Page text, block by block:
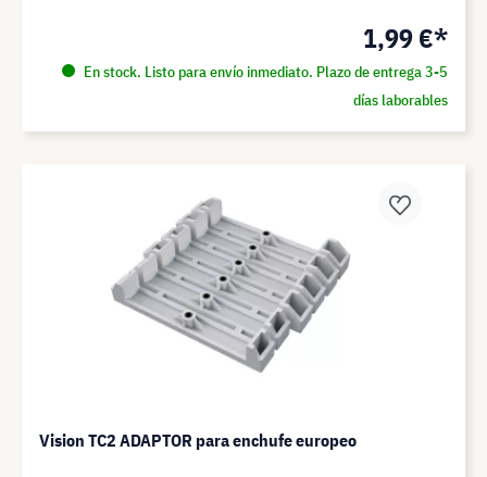
1,99 €*
En stock. Listo para envío inmediato. Plazo de entrega 3-5
días laborables
Vision TC2 ADAPTOR para enchufe europeo